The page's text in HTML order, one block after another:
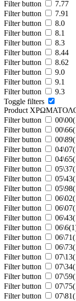
Filter button
7.77
Filter button
7.91
Filter button
8.0
Filter button
8.1
Filter button
8.3
Filter button
8.44
Filter button
8.62
Filter button
9.0
Filter button
9.1
Filter button
9.3
Toggle filters
Product
Filter button
00\00
Filter button
00\66
Filter button
00\89
Filter button
04\07
Filter button
04\65
Filter button
05\37
Filter button
05\43
Filter button
05\98
Filter button
06\02
Filter button
06\07
Filter button
06\43
Filter button
06\6
Filter button
06\71
Filter button
06\73
Filter button
07\13
Filter button
07\34
Filter button
07\59
Filter button
07\75
Filter button
07\81